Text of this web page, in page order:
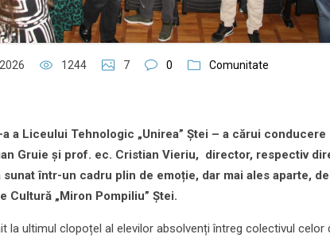
1244 7 0 Comunitate
a Liceului Tehnologic „Unirea” Ștei – a cărui conducere
Gruie și prof. ec. Cristian Vieriu, director, respectiv
într-un cadru plin de emoție, dar mai ales aparte,
Cultură „Miron Pompiliu” Ștei.
la ultimul clopoțel al elevilor absolvenți întreg colectivul celor